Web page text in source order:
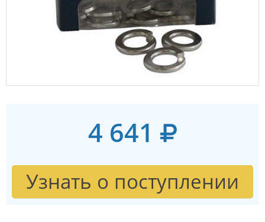
4 641
Узнать о поступлении